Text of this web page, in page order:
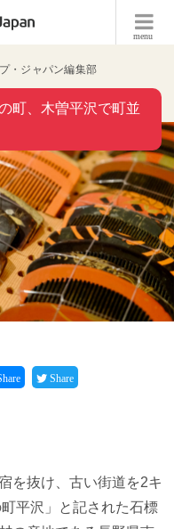
menu
・ジャパン編集部
町、木曽平沢で町並
Share
を抜け、古い街道を2キ
平沢」と記された石標